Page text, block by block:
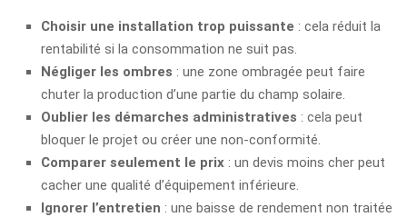
Choisir une installation trop puissante : cela réduit la
rentabilité si la consommation ne suit pas.
Négliger les ombres : une zone ombragée peut faire
chuter la production d’une partie du champ solaire.
Oublier les démarches administratives : cela peut
bloquer le projet ou créer une non-conformité.
Comparer seulement le prix : un devis moins cher peut
cacher une qualité d’équipement inférieure.
Ignorer l’entretien : une baisse de rendement non traitée